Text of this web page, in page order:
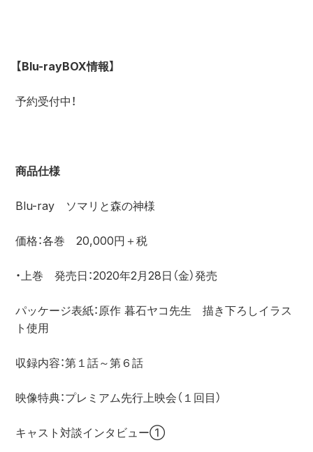
【Blu-rayBOX情報】
予約受付中！
商品仕様
Blu-ray　ソマリと森の神様
価格：各巻　20,000円＋税
・上巻　発売日：2020年2月28日（金）発売
パッケージ表紙：原作 暮石ヤコ先生　描き下ろしイラス
ト使用
収録内容：第１話～第６話
映像特典：プレミアム先行上映会（１回目）
キャスト対談インタビュー①